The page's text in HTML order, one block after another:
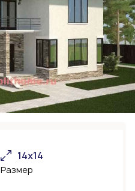
14х14
Размер